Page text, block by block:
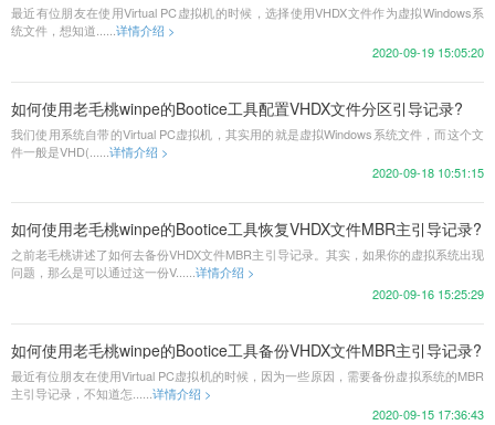
最近有位朋友在使用Virtual PC虚拟机的时候，选择使用VHDX文件作为虚拟Windows系
统文件，想知道......详情介绍 >
2020-09-19 15:05:20
如何使用老毛桃winpe的Bootice工具配置VHDX文件分区引导记录?
我们使用系统自带的Virtual PC虚拟机，其实用的就是虚拟Windows系统文件，而这个文
件一般是VHD(...... 详情介绍 >
2020-09-18 10:51:15
如何使用老毛桃winpe的Bootice工具恢复VHDX文件MBR主引导记录?
之前老毛桃讲述了如何去备份VHDX文件MBR主引导记录。其实，如果你的虚拟系统出现
问题，那么是可以通过这一份V......详情介绍 >
2020-09-16 15:25:29
如何使用老毛桃winpe的Bootice工具备份VHDX文件MBR主引导记录?
最近有位朋友在使用Virtual PC虚拟机的时候，因为一些原因，需要备份虚拟系统的MBR
主引导记录，不知道怎...... 详情介绍 >
2020-09-15 17:36:43